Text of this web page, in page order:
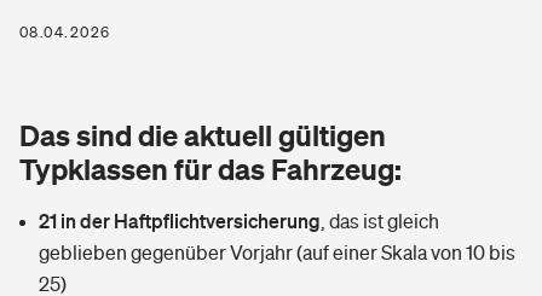
Zur Übersicht
Tools
Wer versichert was: Jetzt Versicherer finden
Glasversicherung
Mietkautionsversicherung
Kinderunfall­ver­si­che­rung
Kinderinvalidität
Private Krankenversicherung
Dread-Disease-Versicherung
Tierkrankenversicherung
Zur Übersicht
08.04.2026
Das sind die aktuell gültigen
Typklassen für das Fahrzeug:
21 in der Haftpflichtversicherung das ist gleich
geblieben gegenüber Vorjahr (auf einer Skala von 10 bis
25)